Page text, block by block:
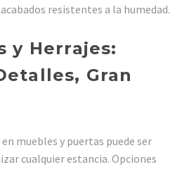
resistentes a la humedad.
y Herrajes:
Gran
muebles y puertas puede ser
cualquier estancia. Opciones